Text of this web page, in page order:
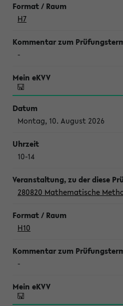
H7
-
Montag, 10. August 2026
10-14
280820 Mathematische
H10
-